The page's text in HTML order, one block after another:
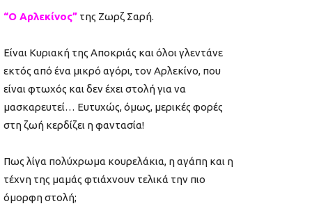
“Ο Αρλεκίνος” της Ζωρζ Σαρή.
Είναι Κυριακή της Αποκριάς και όλοι γλεντάνε
εκτός από ένα μικρό αγόρι, τον Αρλεκίνο, που
είναι φτωχός και δεν έχει στολή για να
μασκαρευτεί… Ευτυχώς, όμως, μερικές φορές
στη ζωή κερδίζει η φαντασία!
Πως λίγα πολύχρωμα κουρελάκια, η αγάπη και η
τέχνη της μαμάς φτιάχνουν τελικά την πιο
όμορφη στολή;